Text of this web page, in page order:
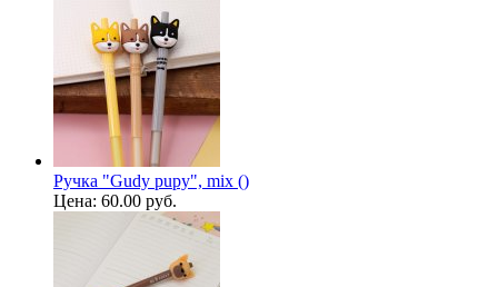
Ручка "Gudy pupy", mix ()
Цена: 60.00 руб.